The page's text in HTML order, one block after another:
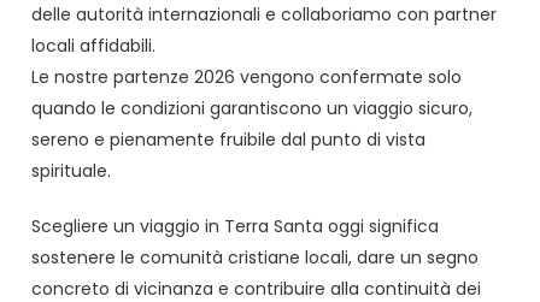
delle autorità internazionali e collaboriamo con partner
locali affidabili.
Le nostre partenze 2026 vengono confermate solo
quando le condizioni garantiscono un viaggio sicuro,
sereno e pienamente fruibile dal punto di vista
spirituale.
Scegliere un viaggio in Terra Santa oggi significa
sostenere le comunità cristiane locali, dare un segno
concreto di vicinanza e contribuire alla continuità dei